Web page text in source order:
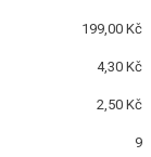
199,00 Kč
4,30 Kč
2,50 Kč
9